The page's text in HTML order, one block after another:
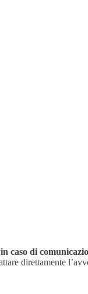
caso di
direttamente